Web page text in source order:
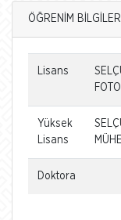
ÖĞRENİM BİLGİLERİ
Lisans
Yüksek
Lisans
Doktora